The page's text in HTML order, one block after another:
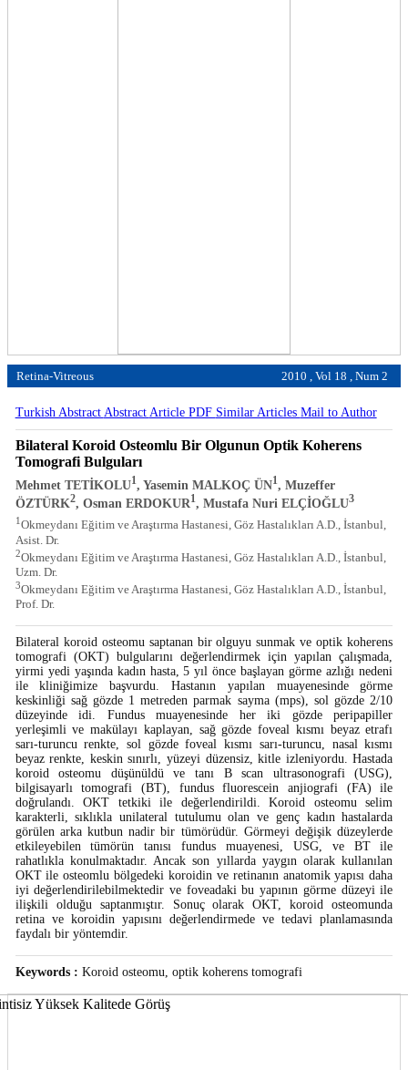
Retina-Vitreous 2010 , Vol 18 , Num 2
Turkish Abstract Abstract Article PDF Similar Articles Mail to Author
Bilateral Koroid Osteomlu Bir Olgunun Optik Koherens
Tomografi Bulguları
Mehmet TETİKOLU1, Yasemin MALKOÇ ÜN1, Muzeffer
ÖZTÜRK2, Osman ERDOKUR1, Mustafa Nuri ELÇİOĞLU3
1 Okmeydanı Eğitim ve Araştırma Hastanesi, Göz Hastalıkları A.D., İstanbul,
Asist. Dr.
2Okmeydanı Eğitim ve Araştırma Hastanesi, Göz Hastalıkları A.D., İstanbul,
Uzm. Dr.
3Okmeydanı Eğitim ve Araştırma Hastanesi, Göz Hastalıkları A.D., İstanbul,
Prof. Dr.
Bilateral koroid osteomu saptanan bir olguyu sunmak ve optik koherens
tomografi (OKT) bulgularını değerlendirmek için yapılan çalışmada,
yirmi yedi yaşında kadın hasta, 5 yıl önce başlayan görme azlığı nedeni
ile kliniğimize başvurdu. Hastanın yapılan muayenesinde görme
keskinliği sağ gözde 1 metreden parmak sayma (mps), sol gözde 2/10
düzeyinde idi. Fundus muayenesinde her iki gözde peripapiller
yerleşimli ve makülayı kaplayan, sağ gözde foveal kısmı beyaz etrafı
sarı-turuncu renkte, sol gözde foveal kısmı sarı-turuncu, nasal kısmı
beyaz renkte, keskin sınırlı, yüzeyi düzensiz, kitle izleniyordu. Hastada
koroid osteomu düşünüldü ve tanı B scan ultrasonografi (USG),
bilgisayarlı tomografi (BT), fundus fluorescein anjiografi (FA) ile
doğrulandı. OKT tetkiki ile değerlendirildi. Koroid osteomu selim
karakterli, sıklıkla unilateral tutulumu olan ve genç kadın hastalarda
görülen arka kutbun nadir bir tümörüdür. Görmeyi değişik düzeylerde
etkileyebilen tümörün tanısı fundus muayenesi, USG, ve BT ile
rahatlıkla konulmaktadır. Ancak son yıllarda yaygın olarak kullanılan
OKT ile osteomlu bölgedeki koroidin ve retinanın anatomik yapısı daha
iyi değerlendirilebilmektedir ve foveadaki bu yapının görme düzeyi ile
ilişkili olduğu saptanmıştır. Sonuç olarak OKT, koroid osteomunda
retina ve koroidin yapısını değerlendirmede ve tedavi planlamasında
faydalı bir yöntemdir.
Keywords : Koroid osteomu, optik koherens tomografi